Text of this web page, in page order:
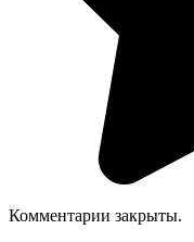
Комментарии закрыты.